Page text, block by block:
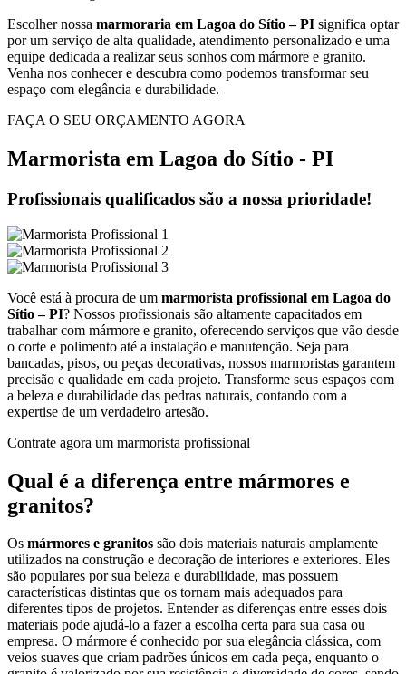
Escolher nossa marmoraria em Lagoa do Sítio – PI significa optar
por um serviço de alta qualidade, atendimento personalizado e uma
equipe dedicada a realizar seus sonhos com mármore e granito.
Venha nos conhecer e descubra como podemos transformar seu
espaço com elegância e durabilidade.
FAÇA O SEU ORÇAMENTO AGORA
Marmorista em Lagoa do Sítio - PI
Profissionais qualificados são a nossa prioridade!
Você está à procura de um marmorista profissional em Lagoa do
Sítio – PI? Nossos profissionais são altamente capacitados em
trabalhar com mármore e granito, oferecendo serviços que vão desde
o corte e polimento até a instalação e manutenção. Seja para
bancadas, pisos, ou peças decorativas, nossos marmoristas garantem
precisão e qualidade em cada projeto. Transforme seus espaços com
a beleza e durabilidade das pedras naturais, contando com a
expertise de um verdadeiro artesão.
Contrate agora um marmorista profissional
Qual é a diferença entre mármores e
granitos?
Os mármores e granitos são dois materiais naturais amplamente
utilizados na construção e decoração de interiores e exteriores. Eles
são populares por sua beleza e durabilidade, mas possuem
características distintas que os tornam mais adequados para
diferentes tipos de projetos. Entender as diferenças entre esses dois
materiais pode ajudá-lo a fazer a escolha certa para sua casa ou
empresa. O mármore é conhecido por sua elegância clássica, com
veios suaves que criam padrões únicos em cada peça, enquanto o